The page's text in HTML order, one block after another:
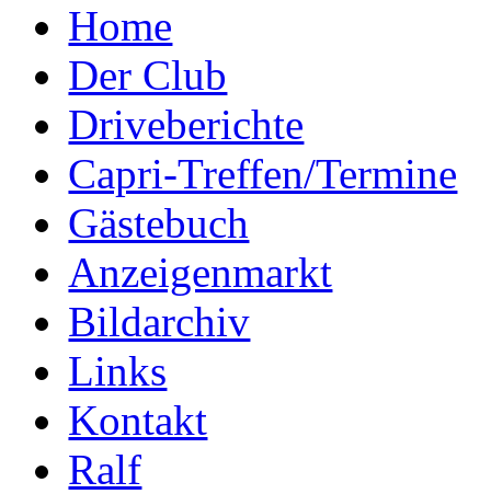
Home
Der Club
Driveberichte
Capri-Treffen/Termine
Gästebuch
Anzeigenmarkt
Bildarchiv
Links
Kontakt
Ralf